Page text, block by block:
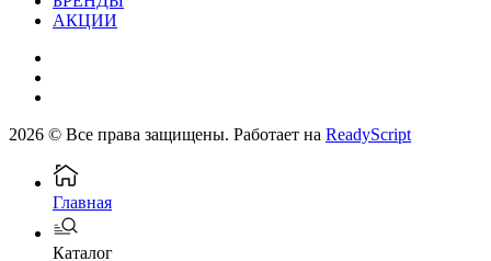
АКЦИИ
2026 © Все права защищены. Работает на ReadyScript
Главная
Каталог